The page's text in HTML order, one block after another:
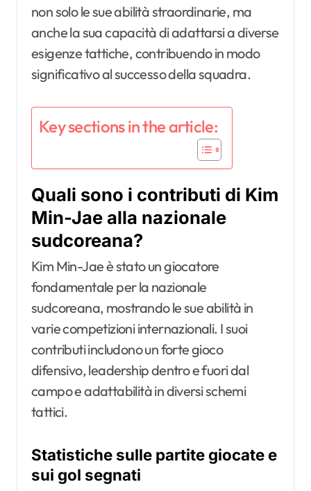
non solo le sue abilità straordinarie, ma
anche la sua capacità di adattarsi a diverse
esigenze tattiche, contribuendo in modo
significativo al successo della squadra.
Key sections in the article:
Quali sono i contributi di Kim
Min-Jae alla nazionale
sudcoreana?
Kim Min-Jae è stato un giocatore
fondamentale per la nazionale
sudcoreana, mostrando le sue abilità in
varie competizioni internazionali. I suoi
contributi includono un forte gioco
difensivo, leadership dentro e fuori dal
campo e adattabilità in diversi schemi
tattici.
Statistiche sulle partite giocate e
sui gol segnati